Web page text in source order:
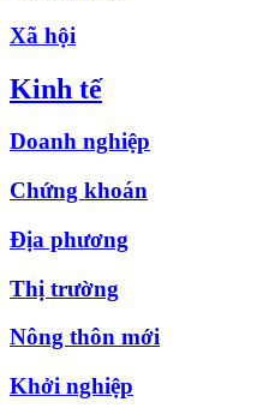
Xã hội
Kinh tế
Doanh nghiệp
Chứng khoán
Địa phương
Thị trường
Nông thôn mới
Khởi nghiệp